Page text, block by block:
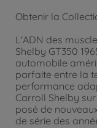
Obtenir la
L'ADN des
Shelby GT350
automobile
parfaite entre la
performance
Carroll Shelby
posé de
de série des